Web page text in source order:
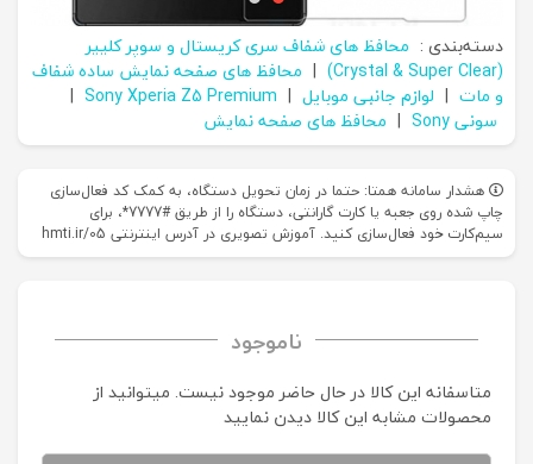
دسته‌بندی : محافظ های شفاف سری کریستال و سوپر کلییر
(Crystal & Super Clear)
| محافظ های صفحه نمایش ساده شفاف
و مات | لوازم جانبی موبایل |
Sony Xperia Z5 Premium
|
سونی Sony
| محافظ های صفحه نمایش
هشدار سامانه همتا: حتما در زمان تحویل دستگاه، به کمک کد فعال‌سازی
چاپ شده روی جعبه یا کارت گارانتی، دستگاه را از طریق #7777*، برای
سیم‌کارت خود فعال‌سازی کنید. آموزش تصویری در آدرس اینترنتی hmti.ir/05
ناموجود
متاسفانه این کالا در حال حاضر موجود نیست. می‍توانید از
محصولات مشابه این کالا دیدن نمایید